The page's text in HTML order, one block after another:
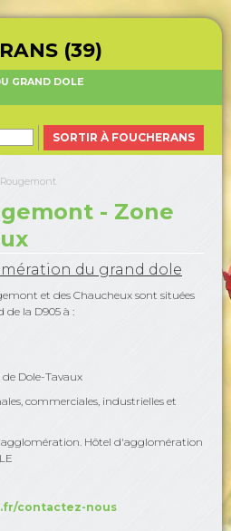
(39)
GRAND DOLE
SORTIR À FOUCHERANS
- Zone
du grand dole
et des Chaucheux sont situées
de la D905 à :
Dole-Tavaux
commerciales, industrielles et
Hôtel d'agglomération
contactez-nous